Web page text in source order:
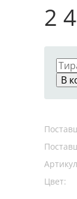
2
В
Цвет: